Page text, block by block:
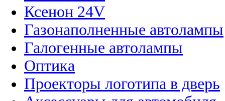
Ксенон 24V
Газонаполненные автолампы
Галогенные автолампы
Оптика
Проекторы логотипа в дверь